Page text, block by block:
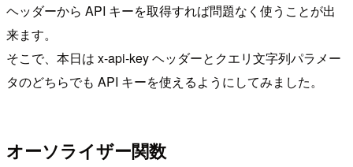
ヘッダーから API キーを取得すれば問題なく使うことが出
来ます。
そこで、本日は x-api-key ヘッダーとクエリ文字列パラメー
タのどちらでも API キーを使えるようにしてみました。
オーソライザー関数